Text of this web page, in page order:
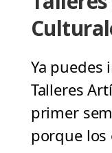
Ya puedes
Talleres
primer
porque los